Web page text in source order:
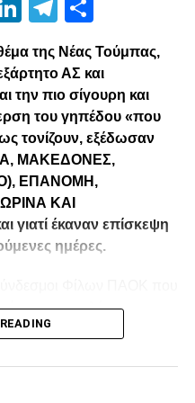
με το επαγγελματικό:
να δουλέψεις σκληρά.
που προέρχεται από τις
LinkedIn
Telegram
ο ΠΑΟΚ
LinkedIn
Telegram
της Νέας Τούμπας,
ΑΣ και
την πιο σίγουρη και
του γηπέδου «που
τονίζουν, εξέδωσαν
ΜΑΚΕΔΟΝΕΣ,
ΕΠΑΝΟΜΗ,
ΚΑΙ
έκαναν επίσκεψη
ημέρες.
το καλό του
την ανάγκη να
εσωπροβλήματα του
(κάθε άλλο